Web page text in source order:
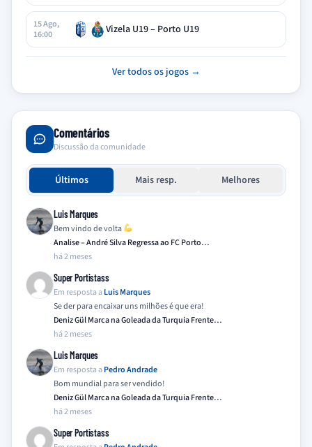
15 Ago,
16:00
Vizela U19 – Porto U19
Ver todos os jogos →
Comentários
Discussão da comunidade
Últimos Mais resp. Melhores
Luis Marques
Bem vindo de volta
Analise – André Silva Regressa ao FC Porto…
há 2 meses
Super Portistass
Em resposta a Luis Marques
Se der para encaixar uns milhões é que era!
Deniz Gül Marca na Goleada da Turquia Frente…
há 2 meses
Luis Marques
Em resposta a Pedro Andrade
Bom mundial para ser vendido!
Deniz Gül Marca na Goleada da Turquia Frente…
há 2 meses
Super Portistass